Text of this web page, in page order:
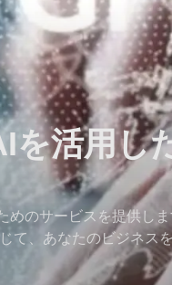
を活用し
のサービスを提供しま
、あなたのビジネス